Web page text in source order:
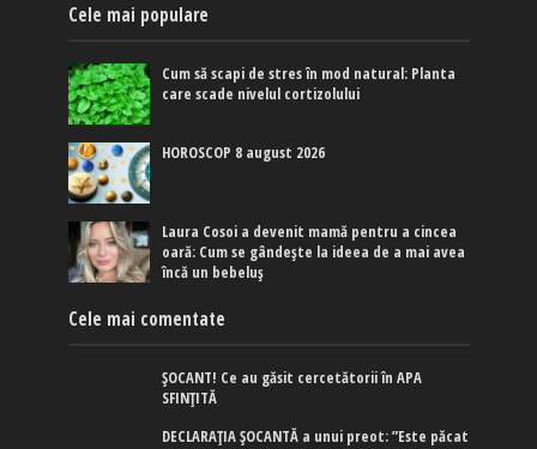
Cele mai populare
Cum să scapi de stres în mod natural: Planta
care scade nivelul cortizolului
HOROSCOP 8 august 2026
Laura Cosoi a devenit mamă pentru a cincea
oară: Cum se gândește la ideea de a mai avea
încă un bebeluș
Cele mai comentate
ȘOCANT! Ce au găsit cercetătorii în APA
SFINȚITĂ
DECLARAȚIA ȘOCANTĂ a unui preot: ”Este păcat